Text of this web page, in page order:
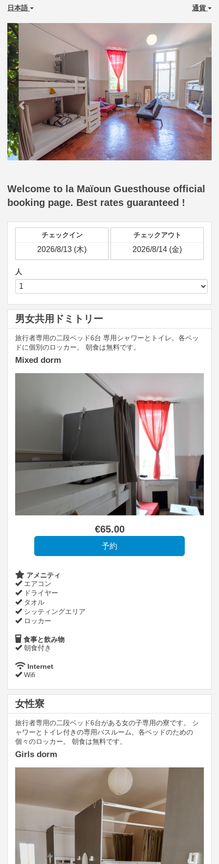
日本語 通貨
Previous Next
Welcome to la Maïoun Guesthouse official
booking page. Best rates guaranteed !
チェックイン チェックアウト
人
男女共用ドミトリー
旅行者専用の二段ベッド6台 専用シャワーとトイレ。各ベッ
ドに個別のロッカー。 朝食は無料です。
Mixed dorm
€65.00
アメニティ
エアコン
ドライヤー
タオル
シッティングエリア
ロッカー
食事と飲み物
朝食付き
Internet
Wifi
女性寮
旅行者専用の二段ベッド6台がある女の子専用の寮です。 シ
ャワーとトイレ付きの専用バスルーム。各ベッドのための
個々のロッカー。 朝食は無料です。
Girls dorm